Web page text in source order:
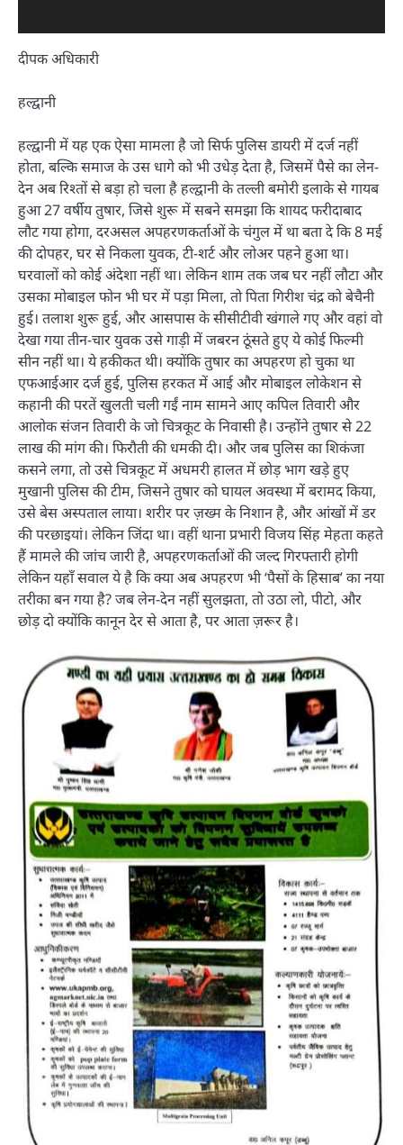
दीपक अधिकारी
हल्द्वानी
हल्द्वानी में यह एक ऐसा मामला है जो सिर्फ पुलिस डायरी में दर्ज नहीं
होता, बल्कि समाज के उस धागे को भी उधेड़ देता है, जिसमें पैसे का लेन-
देन अब रिश्तों से बड़ा हो चला है हल्द्वानी के तल्ली बमोरी इलाके से गायब
हुआ 27 वर्षीय तुषार, जिसे शुरू में सबने समझा कि शायद फरीदाबाद
लौट गया होगा, दरअसल अपहरणकर्ताओं के चंगुल में था बता दे कि 8 मई
की दोपहर, घर से निकला युवक, टी-शर्ट और लोअर पहने हुआ था।
घरवालों को कोई अंदेशा नहीं था। लेकिन शाम तक जब घर नहीं लौटा और
उसका मोबाइल फोन भी घर में पड़ा मिला, तो पिता गिरीश चंद्र को बेचैनी
हुई। तलाश शुरू हुई, और आसपास के सीसीटीवी खंगाले गए और वहां वो
देखा गया तीन-चार युवक उसे गाड़ी में जबरन ठूंसते हुए ये कोई फिल्मी
सीन नहीं था। ये हकीकत थी। क्योंकि तुषार का अपहरण हो चुका था
एफआईआर दर्ज हुई, पुलिस हरकत में आई और मोबाइल लोकेशन से
कहानी की परतें खुलती चली गईं नाम सामने आए कपिल तिवारी और
आलोक संजन तिवारी के जो चित्रकूट के निवासी है। उन्होंने तुषार से 22
लाख की मांग की। फिरौती की धमकी दी। और जब पुलिस का शिकंजा
कसने लगा, तो उसे चित्रकूट में अधमरी हालत में छोड़ भाग खड़े हुए
मुखानी पुलिस की टीम, जिसने तुषार को घायल अवस्था में बरामद किया,
उसे बेस अस्पताल लाया। शरीर पर ज़ख्म के निशान है, और आंखों में डर
की परछाइयां। लेकिन जिंदा था। वहीं थाना प्रभारी विजय सिंह मेहता कहते
हैं मामले की जांच जारी है, अपहरणकर्ताओं की जल्द गिरफ्तारी होगी
लेकिन यहाँ सवाल ये है कि क्या अब अपहरण भी ‘पैसों के हिसाब’ का नया
तरीका बन गया है? जब लेन-देन नहीं सुलझता, तो उठा लो, पीटो, और
छोड़ दो क्योंकि कानून देर से आता है, पर आता ज़रूर है।